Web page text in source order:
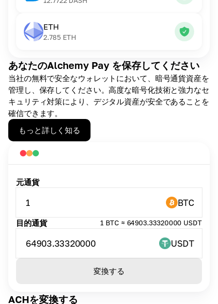
あなたのAlchemy Pay を保存してください
当社の無料で安全なウォレットにおいて、暗号通貨資産を
管理し、保存してください。高度な暗号化技術と強力なセ
キュリティ対策により、デジタル資産が安全であることを
確信できます。
もっと詳しく知る
ETH
2.785 ETH
ACHを変換する
元通貨
1 BTC
目的通貨 1 BTC ≈ 64903.33320000 USDT
64903.33320000 USDT
変換する